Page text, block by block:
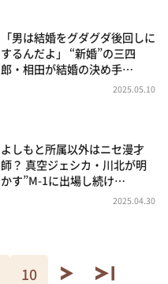
「男は結婚をグダグダ後回しに
するんだよ」 “新婚”の三四
郎・相田が結婚の決め手…
2025.05.10
よしもと所属以外はニセ漫才
師？ 真空ジェシカ・川北が明
かす”M-1に出場し続け…
2025.04.30
10